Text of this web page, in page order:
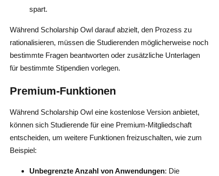
spart.
Während Scholarship Owl darauf abzielt, den Prozess zu
rationalisieren, müssen die Studierenden möglicherweise noch
bestimmte Fragen beantworten oder zusätzliche Unterlagen
für bestimmte Stipendien vorlegen.
Premium-Funktionen
Während Scholarship Owl eine kostenlose Version anbietet,
können sich Studierende für eine Premium-Mitgliedschaft
entscheiden, um weitere Funktionen freizuschalten, wie zum
Beispiel:
Unbegrenzte Anzahl von Anwendungen: Die